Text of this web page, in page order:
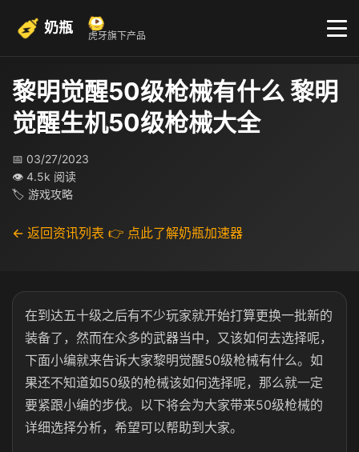
奶瓶 虎牙旗下产品
黎明觉醒50级枪械有什么 黎明
觉醒生机50级枪械大全
📅 03/27/2023
👁 4.5k 阅读
🏷 游戏攻略
← 返回资讯列表 👉 点此了解奶瓶加速器
在到达五十级之后有不少玩家就开始打算更换一批新的
装备了，然而在众多的武器当中，又该如何去选择呢，
下面小编就来告诉大家黎明觉醒50级枪械有什么。如
果还不知道如50级的枪械该如何选择呢，那么就一定
要紧跟小编的步伐。以下将会为大家带来50级枪械的
详细选择分析，希望可以帮助到大家。